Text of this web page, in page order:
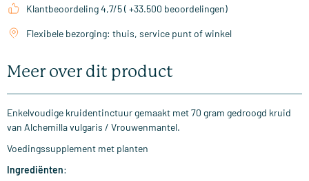
Klantbeoordeling 4,7/5 ( +33.500 beoordelingen)
Flexibele bezorging: thuis, service punt of winkel
Meer over dit product
Enkelvoudige kruidentinctuur gemaakt met 70 gram gedroogd kruid
van Alchemilla vulgaris / Vrouwenmantel.
Voedingssupplement met planten
Ingrediënten: